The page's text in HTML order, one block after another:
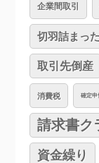
企業間取引
切羽詰まった
取引先倒産
消費税 確定申
請求書ク
資金繰り